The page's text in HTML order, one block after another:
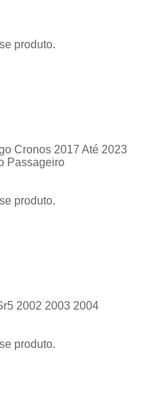
produto.
Cronos 2017 Até 2023
Passageiro
produto.
2002 2003 2004
produto.